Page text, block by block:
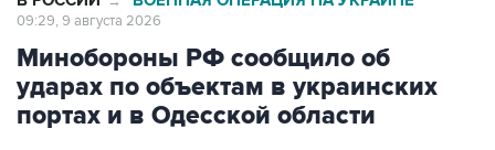
09:29, 9 августа 2026
Минобороны РФ сообщило об
ударах по объектам в украинских
портах и в Одесской области